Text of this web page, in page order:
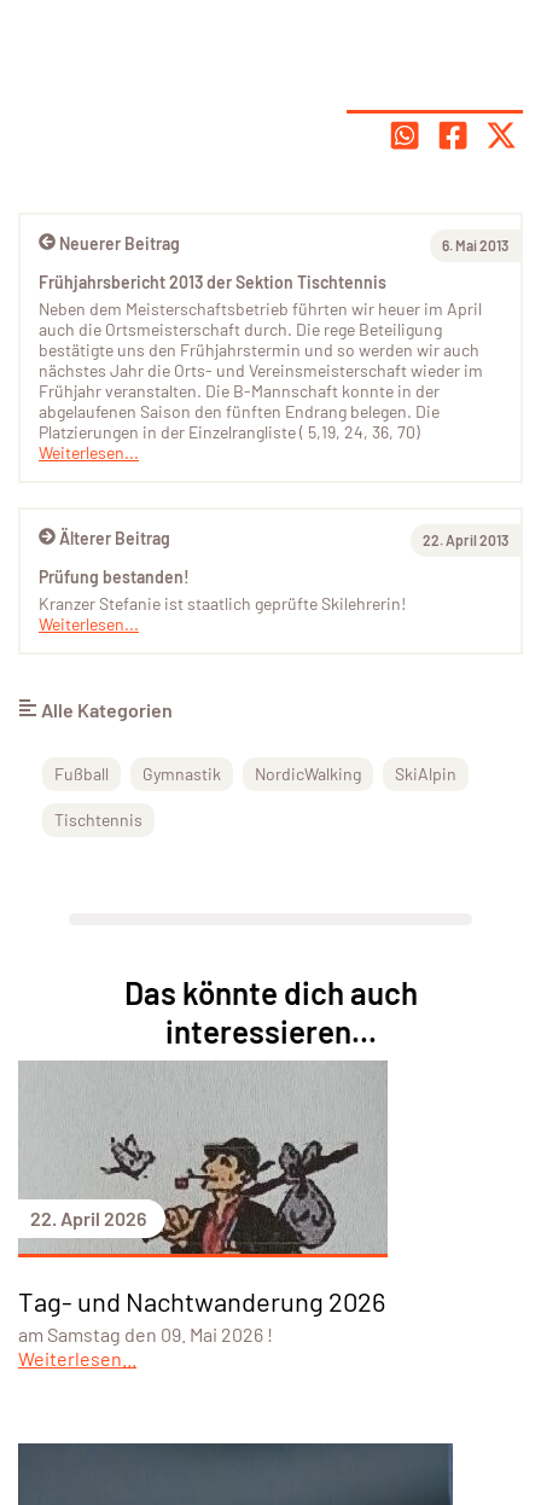
Älterer Beitrag 22. April 2013
Prüfung bestanden!
Kranzer Stefanie ist staatlich geprüfte Skilehrerin!
Weiterlesen...
Neuerer Beitrag 6. Mai 2013
Frühjahrsbericht 2013 der Sektion Tischtennis
Neben dem Meisterschaftsbetrieb führten wir heuer im April
auch die Ortsmeisterschaft durch. Die rege Beteiligung
bestätigte uns den Frühjahrstermin und so werden wir auch
nächstes Jahr die Orts- und Vereinsmeisterschaft wieder im
Frühjahr veranstalten. Die B-Mannschaft konnte in der
abgelaufenen Saison den fünften Endrang belegen. Die
Platzierungen in der Einzelrangliste ( 5,19, 24, 36, 70)
Weiterlesen...
Alle Kategorien
Fußball Gymnastik NordicWalking SkiAlpin
Tischtennis
Das könnte dich auch
interessieren...
22. April 2026
Tag- und Nachtwanderung 2026
am Samstag den 09. Mai 2026 !
Weiterlesen...